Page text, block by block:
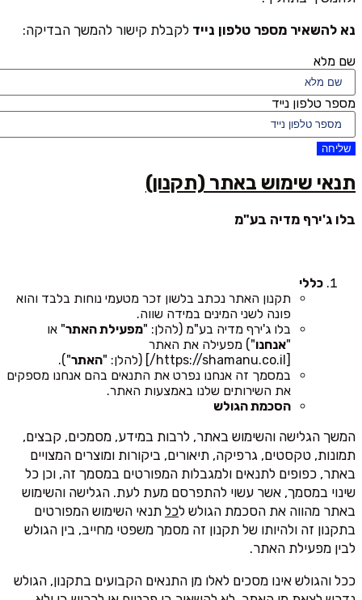
נא להשאיר מספר טלפון נייד לקבלת קישור להמשך הבדיקה:
שם מלא
מספר טלפון נייד
שליחה
תנאי שימוש באתר (תקנון)
בלו ג'ירף מדיה בע"מ
כללי
תקנון האתר נכתב בלשון זכר מטעמי נוחות בלבד והוא
פונה לשני המינים במידה שווה.
בלו ג'ירף מדיה בע"מ (להלן: "מפעילת האתר" או
"אנחנו") מפעילה את האתר
האתר").
במסמך זה אנחנו נפרט את התנאים בהם אנחנו מספקים
את השירותים שלנו באמצעות האתר.
הסכמת הגולש
המשך הגלישה והשימוש באתר, לרבות במידע, מסמכים, קבצים,
תמונות, טקסטים, גרפיקה, תיאורים, ביקורות ומוצרים המצויים
באתר, כפופים לתנאים ולמגבלות המפורטים במסמך זה, וכן כל
שינוי במסמך, אשר עשוי להתפרסם מעת לעת. הגלישה והשימוש
באתר מהווה את הסכמת הגולש לכל תנאי השימוש המפורטים
בתקנון זה ולהיותו של תקנון זה מסמך משפטי מחייב, בין הגולש
לבין מפעילת האתר.
ככל והגולש אינו מסכים לאלו מן התנאים הקבועים בתקנון, הגולש